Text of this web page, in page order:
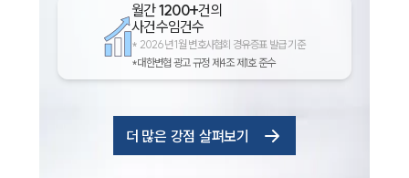
월간1200+건의
사건수임건수
* 2026년 1월 변호사협회 경유증표 발급 기준
*대한변협 광고 규정 제4조 제1호 준수
더 많은 강점 살펴보기